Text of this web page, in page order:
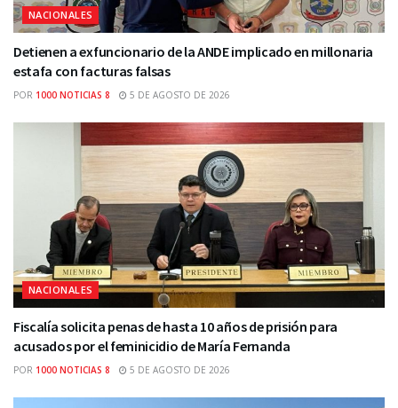
NACIONALES
Detienen a exfuncionario de la ANDE implicado en millonaria
estafa con facturas falsas
POR 1000 NOTICIAS 8 5 DE AGOSTO DE 2026
NACIONALES
Fiscalía solicita penas de hasta 10 años de prisión para
acusados por el feminicidio de María Fernanda
POR 1000 NOTICIAS 8 5 DE AGOSTO DE 2026